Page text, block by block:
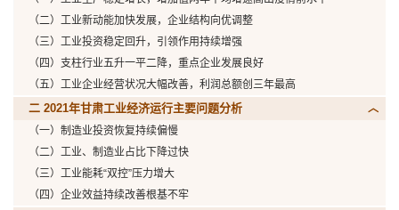
（二）工业新动能加快发展，企业结构向优调整
（三）工业投资稳定回升，引领作用持续增强
（四）支柱行业五升一平二降，重点企业发展良好
（五）工业企业经营状况大幅改善，利润总额创三年最高
二 2021年甘肃工业经济运行主要问题分析
（一）制造业投资恢复持续偏慢
（二）工业、制造业占比下降过快
（三）工业能耗“双控”压力增大
（四）企业效益持续改善根基不牢